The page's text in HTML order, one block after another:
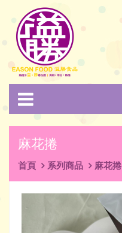
麻花捲
首頁 系列商品 麻花捲